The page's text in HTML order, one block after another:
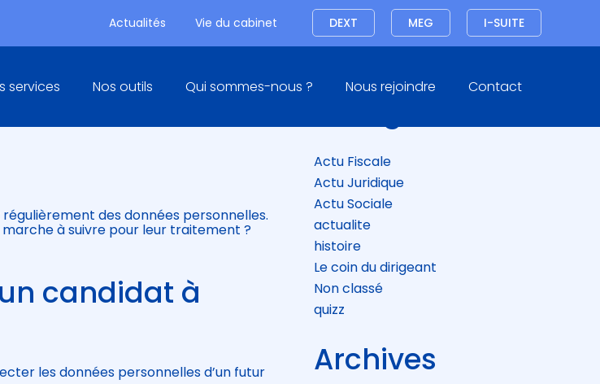
Actualités Vie du cabinet Connexion I-SUITE
MEG
DEXT
services Nos outils Qui sommes-nous ? Nous rejoindre Contact
DES DONNÉES DE
des données personnelles.
marche à suivre pour leur traitement ?
candidat à
les données personnelles d’un futur
Blog
Actu Fiscale
Actu Juridique
Actu Sociale
actualite
histoire
Le coin du dirigeant
Non classé
quizz
Archives